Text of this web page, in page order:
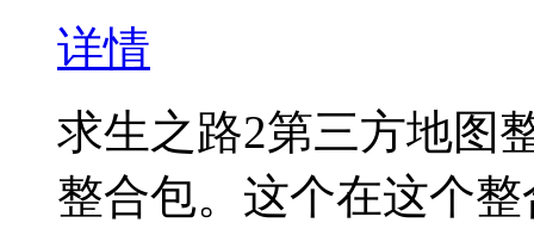
详情
求生之路2第三方地图
整合包。这个在这个